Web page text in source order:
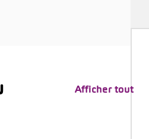
Afficher tout